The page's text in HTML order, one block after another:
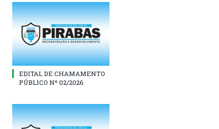
EDITAL DE CHAMAMENTO
PÚBLICO Nº 02/2026